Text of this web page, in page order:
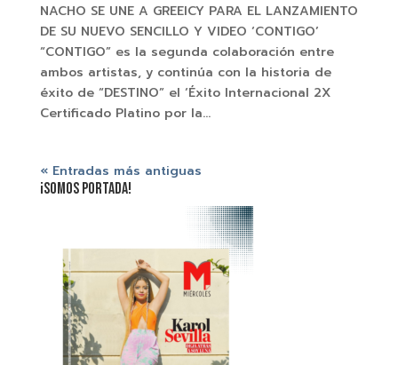
NACHO SE UNE A GREEICY PARA EL LANZAMIENTO
DE SU NUEVO SENCILLO Y VIDEO ‘CONTIGO’
“CONTIGO” es la segunda colaboración entre
ambos artistas, y continúa con la historia de
éxito de “DESTINO” el ‘Éxito Internacional 2X
Certificado Platino por la...
« Entradas más antiguas
¡SOMOS PORTADA!